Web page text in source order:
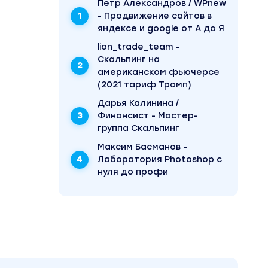
Пётр Александров / WPnew
- Продвижение сайтов в
яндексе и google от А до Я
lion_trade_team -
Скальпинг на
американском фьючерсе
(2021 тариф Трамп)
Дарья Калинина /
Финансист - Мастер-
группа Скальпинг
Максим Басманов -
Лаборатория Photoshop с
нуля до профи